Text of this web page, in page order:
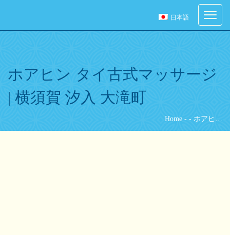
日本語
Toggle
ホアヒン タイ古式マッサージ
| 横須賀 汐入 大滝町
Home - - ホアヒ…